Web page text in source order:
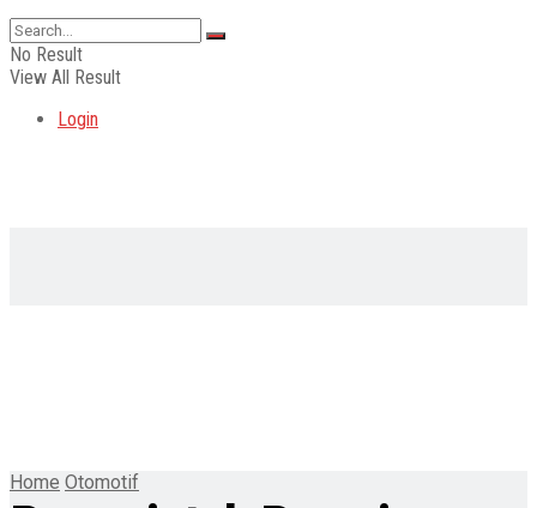
No Result
View All Result
Login
Home Otomotif